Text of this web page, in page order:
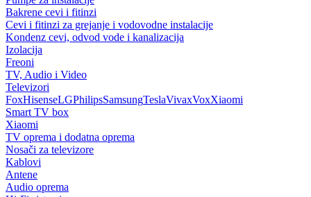
Bakrene cevi i fitinzi
Cevi i fitinzi za grejanje i vodovodne instalacije
Kondenz cevi, odvod vode i kanalizacija
Izolacija
Freoni
TV, Audio i Video
Televizori
FoxHisenseLGPhilipsSamsungTeslaVivaxVoxXiaomi
Smart TV box
Xiaomi
TV oprema i dodatna oprema
Nosači za televizore
Kablovi
Antene
Audio oprema